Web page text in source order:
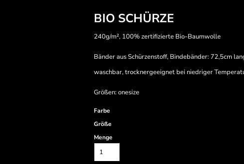
BIO SCHÜRZE
240g/m², 100% zertifizierte Bio-Baumwolle
Bänder aus Schürzenstoff, Bindebänder: 72,5cm
waschbar, trocknergeeignet bei niedriger
Größen: onesize
Farbe
Größe
Menge